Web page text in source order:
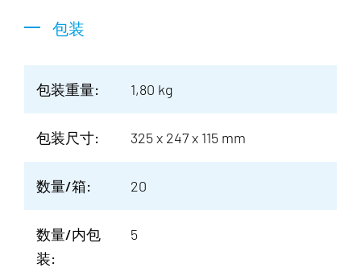
包装
包装重量: 1,80 kg
包装尺寸: 325 x 247 x 115 mm
数量/箱: 20
数量/内包
装:
5